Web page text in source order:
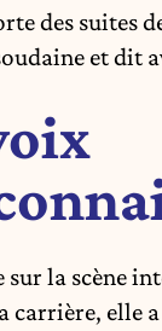
des suites
et dit
sur la scène
carrière, elle